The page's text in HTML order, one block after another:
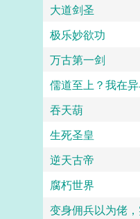
大道剑圣
极乐妙欲功
万古第一剑
儒道至上？我在异
吞天葫
生死圣皇
逆天古帝
腐朽世界
变身佣兵以为佬